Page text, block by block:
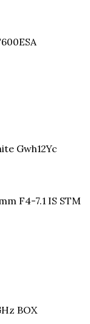
Gwh12Yc
F4-7.1 IS STM
BOX